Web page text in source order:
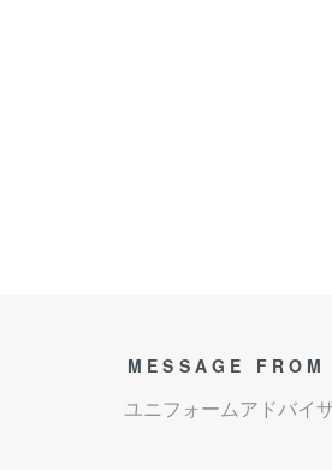
MESSAGE
ユニフォームアドバイ